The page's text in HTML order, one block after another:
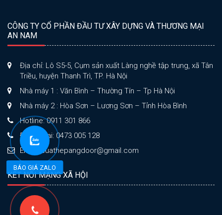
CÔNG TY CỔ PHẦN ĐẦU TƯ XÂY DỰNG VÀ THƯƠNG MẠI
AN NAM
Địa chỉ: Lô S5-5, Cụm sản xuất Làng nghề tập trung, xã Tân
Triều, huyện Thanh Trì, TP. Hà Nội
Nhà máy 1 : Văn Bình – Thường Tín – Tp Hà Nội
Nhà máy 2 : Hòa Sơn – Lương Sơn – Tỉnh Hòa Bình
Hotline: 0911 301 866
Điện thoại: 0473 005 128
Email: cuathepangdoor@gmail.com
KẾT NỐI MẠNG XÃ HỘI
BÁO GIÁ ZALO